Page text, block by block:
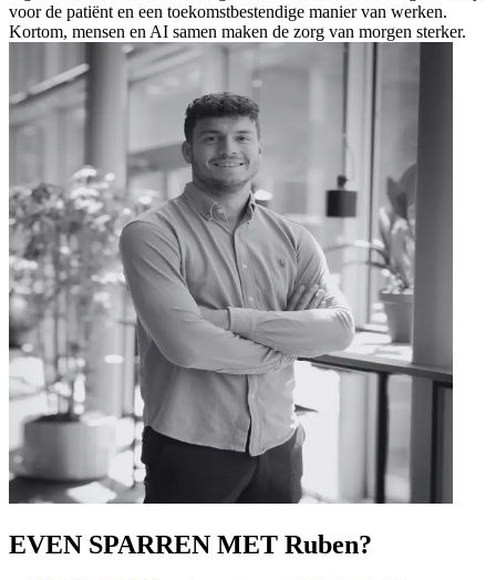
voor de patiënt en een toekomstbestendige manier van werken.
Kortom, mensen en AI samen maken de zorg van morgen sterker.
EVEN SPARREN MET Ruben?